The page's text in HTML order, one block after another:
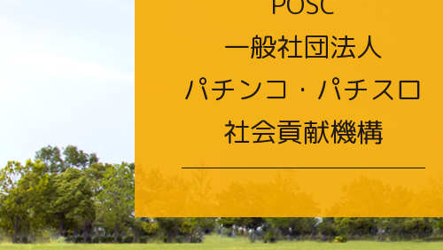
一般社団法人
パチンコ・パチスロ
社会貢献機構